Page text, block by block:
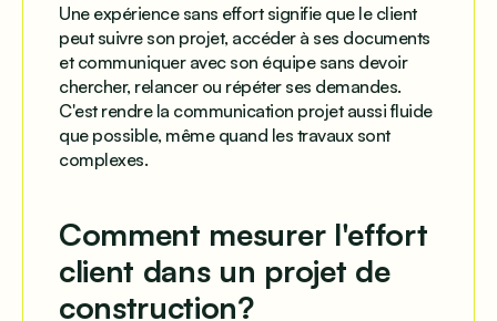
Une expérience sans effort signifie que le client
peut suivre son projet, accéder à ses documents
et communiquer avec son équipe sans devoir
chercher, relancer ou répéter ses demandes.
C'est rendre la communication projet aussi fluide
que possible, même quand les travaux sont
complexes.
Comment mesurer l'effort
client dans un projet de
construction?